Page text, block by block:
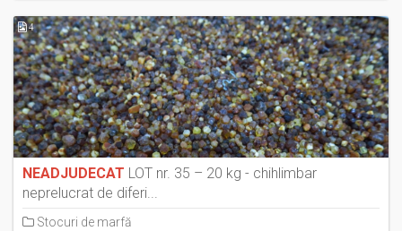
4
NEADJUDECAT LOT nr. 35 – 20 kg - chihlimbar
neprelucrat de diferi...
Stocuri de marfă